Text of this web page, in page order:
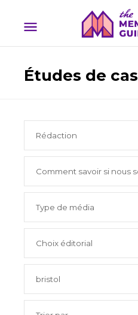
Études de cas